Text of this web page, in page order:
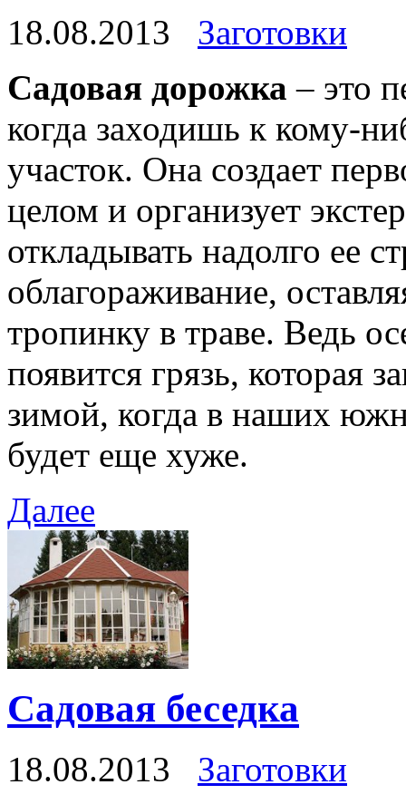
18.08.2013
Заготовки
Садовая дорожка – это
когда заходишь к кому-
участок. Она создает
целом и организует
откладывать надолго ее
облагораживание,
тропинку в траве. Ведь
появится грязь, которая
зимой, когда в наших
будет еще хуже.
Далее
Садовая беседка
18.08.2013
Заготовки